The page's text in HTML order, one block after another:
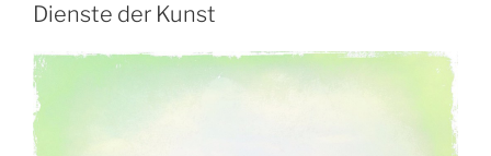
Dienste der Kunst